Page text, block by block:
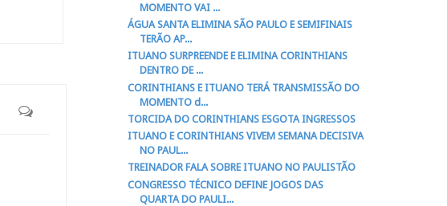
MOMENTO VAI ...
ÁGUA SANTA ELIMINA SÃO PAULO E SEMIFINAIS
TERÃO AP...
ITUANO SURPREENDE E ELIMINA CORINTHIANS
DENTRO DE ...
CORINTHIANS E ITUANO TERÁ TRANSMISSÃO DO
MOMENTO d...
TORCIDA DO CORINTHIANS ESGOTA INGRESSOS
ITUANO E CORINTHIANS VIVEM SEMANA DECISIVA
NO PAUL...
TREINADOR FALA SOBRE ITUANO NO PAULISTÃO
CONGRESSO TÉCNICO DEFINE JOGOS DAS
QUARTA DO PAULI...